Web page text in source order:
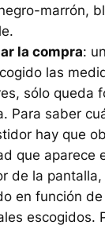
marrón,
la compra:
las
sólo queda
Para saber
hay que
que aparece
de la pantalla,
en función
escogidos.